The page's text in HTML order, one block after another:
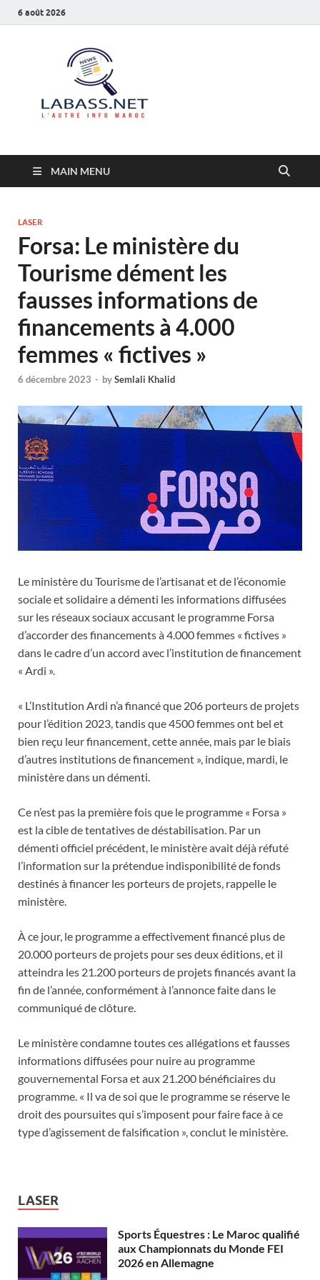
6 août 2026
MAIN MENU
LASER
Forsa: Le ministère du
Tourisme dément les
fausses informations de
financements à 4.000
femmes « fictives »
6 décembre 2023 - bySemlali Khalid
Le ministère du Tourisme de l’artisanat et de l’économie
sociale et solidaire a démenti les informations diffusées
sur les réseaux sociaux accusant le programme Forsa
d’accorder des financements à 4.000 femmes « fictives »
dans le cadre d’un accord avec l’institution de financement
« Ardi ».
« L’Institution Ardi n’a financé que 206 porteurs de projets
pour l’édition 2023, tandis que 4500 femmes ont bel et
bien reçu leur financement, cette année, mais par le biais
d’autres institutions de financement », indique, mardi, le
ministère dans un démenti.
Ce n’est pas la première fois que le programme « Forsa »
est la cible de tentatives de déstabilisation. Par un
démenti officiel précédent, le ministère avait déjà réfuté
l’information sur la prétendue indisponibilité de fonds
destinés à financer les porteurs de projets, rappelle le
ministère.
À ce jour, le programme a effectivement financé plus de
20.000 porteurs de projets pour ses deux éditions, et il
atteindra les 21.200 porteurs de projets financés avant la
fin de l’année, conformément à l’annonce faite dans le
communiqué de clôture.
Le ministère condamne toutes ces allégations et fausses
informations diffusées pour nuire au programme
gouvernemental Forsa et aux 21.200 bénéficiaires du
programme. « Il va de soi que le programme se réserve le
droit des poursuites qui s’imposent pour faire face à ce
type d’agissement de falsification », conclut le ministère.
LASER
Sports Équestres : Le Maroc qualifié
aux Championnats du Monde FEI
2026 en Allemagne